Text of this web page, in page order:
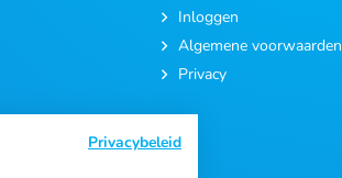
Inloggen
Algemene voorwaarden
Privacy
Privacybeleid